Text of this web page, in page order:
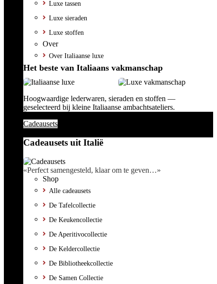
Luxe tassen
Luxe sieraden
Luxe stoffen
Over
Over Italiaanse luxe
Het beste van Italiaans vakmanschap
Hoogwaardige lederwaren, sieraden en stoffen —
geselecteerd bij kleine Italiaanse ambachtsateliers.
Cadeausets
Cadeausets uit Italië
«Perfect samengesteld, klaar om te geven…»
Shop
Alle cadeausets
De Tafelcollectie
De Keukencollectie
De Aperitivocollectie
De Keldercollectie
De Bibliotheekcollectie
De Samen Collectie